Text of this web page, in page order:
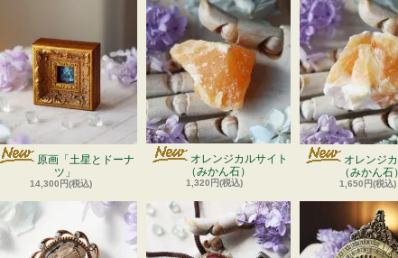
原画「土星とドーナ
ツ」
14,300円(税込)
オレンジカルサイト
（みかん石）
1,320円(税込)
オレンジ
（みかん石
1,650円(税込)